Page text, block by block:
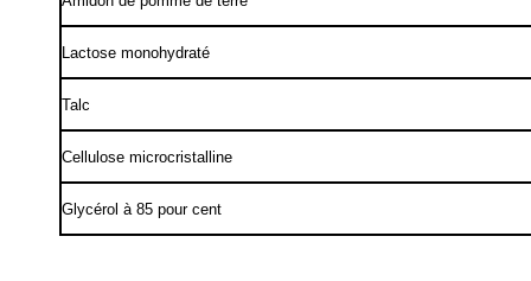
Lactose monohydraté
Talc
Cellulose microcristalline
Glycérol à 85 pour cent